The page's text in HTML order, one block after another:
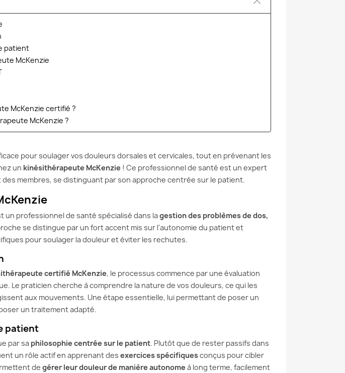
DISCALE :
AVEC LA
MCKENZIE
d’une hernie discale ?
une solution...
DOULEURS
avec le bas du dos en
compote ? Vous n'êtes pas
seul ! Les sièges auto ne
Lire la suite
lombalgie dans le monde :
patient
McKenzie
McKenzie certifié ?
McKenzie ?
pour soulager vos douleurs dorsales et cervicales, tout en prévenant les
un kinésithérapeute McKenzie ! Ce professionnel de santé est un expert
membres, se distinguant par son approche centrée sur le patient.
un professionnel de santé spécialisé dans lagestion des problèmes de dos,
se distingue par un fort accent mis sur l'autonomie du patient et
pour soulager la douleur et éviter les rechutes.
certifié McKenzie, le processus commence par une évaluation
Le praticien cherche à comprendre la nature de vos douleurs, ce qui les
aux mouvements. Une étape essentielle, lui permettant de poser un
un traitement adapté.
patient
par sa philosophie centrée sur le patient. Plutôt que de rester passifs dans
un rôle actif en apprenant des exercices spécifiquesconçus pour cibler
de gérer leur douleur de manière autonome à long terme, facilement